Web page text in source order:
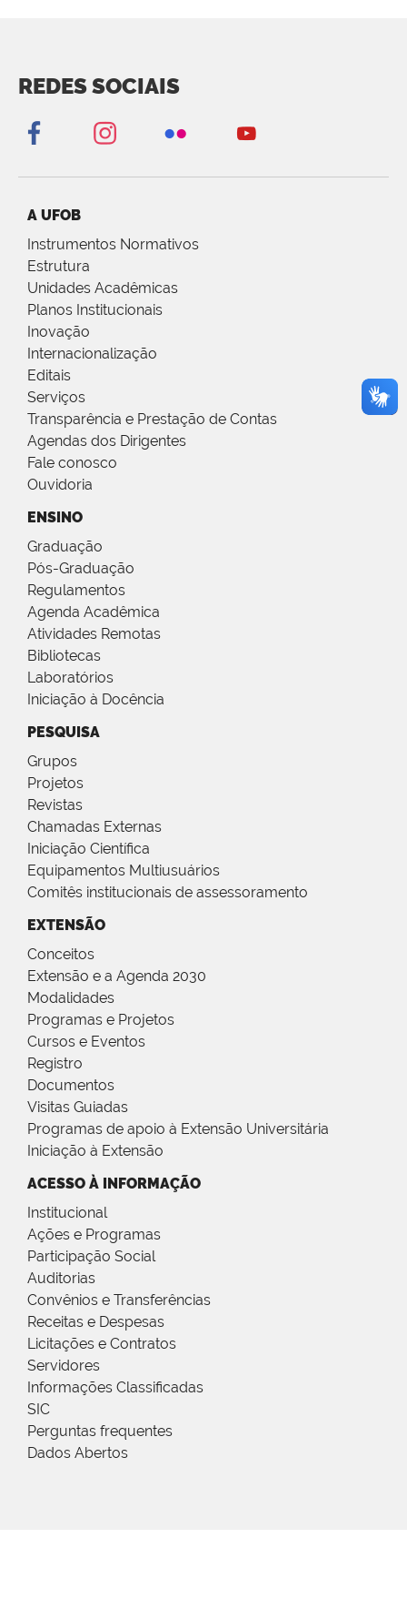
REDES SOCIAIS
A UFOB
Instrumentos Normativos
Estrutura
Unidades Acadêmicas
Planos Institucionais
Inovação
Internacionalização
Editais
Serviços
Transparência e Prestação de Contas
Agendas dos Dirigentes
Fale conosco
Ouvidoria
ENSINO
Graduação
Pós-Graduação
Regulamentos
Agenda Acadêmica
Atividades Remotas
Bibliotecas
Laboratórios
Iniciação à Docência
PESQUISA
Grupos
Projetos
Revistas
Chamadas Externas
Iniciação Científica
Equipamentos Multiusuários
Comitês institucionais de assessoramento
EXTENSÃO
Conceitos
Extensão e a Agenda 2030
Modalidades
Programas e Projetos
Cursos e Eventos
Registro
Documentos
Visitas Guiadas
Programas de apoio à Extensão Universitária
Iniciação à Extensão
ACESSO À INFORMAÇÃO
Institucional
Ações e Programas
Participação Social
Auditorias
Convênios e Transferências
Receitas e Despesas
Licitações e Contratos
Servidores
Informações Classificadas
SIC
Perguntas frequentes
Dados Abertos